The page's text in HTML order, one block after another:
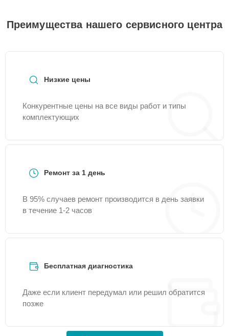
Преимущества нашего сервисного центра
Низкие цены
Конкурентные цены на все виды работ и типы
комплектующих
Ремонт за 1 день
В 95% случаев ремонт производится в день заявки
в течение 1-2 часов
Бесплатная диагностика
Даже если клиент передумал или решил обратится
позже